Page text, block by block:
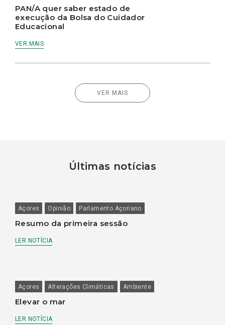
PAN/A quer saber estado de
execução da Bolsa do Cuidador
Educacional
VER MAIS
VER MAIS
Últimas notícias
Açores Opinião Parlamento Açoriano
Resumo da primeira sessão
LER NOTÍCIA
Açores Alterações Climáticas Ambiente
Elevar o mar
LER NOTÍCIA